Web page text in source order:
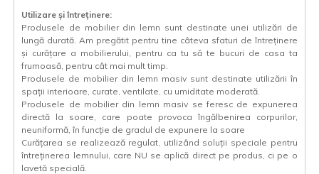
Utilizare și întreținere:
Produsele de mobilier din lemn sunt destinate unei utilizări de
lungă durată. Am pregătit pentru tine câteva sfaturi de întreținere
și curățare a mobilierului, pentru ca tu să te bucuri de casa ta
frumoasă, pentru cât mai mult timp.
Produsele de mobilier din lemn masiv sunt destinate utilizării în
spații interioare, curate, ventilate, cu umiditate moderată.
Produsele de mobilier din lemn masiv se feresc de expunerea
directă la soare, care poate provoca îngălbenirea corpurilor,
neuniformă, în funcție de gradul de expunere la soare
Curățarea se realizează regulat, utilizând soluții speciale pentru
întreținerea lemnului, care NU se aplică direct pe produs, ci pe o
lavetă specială.